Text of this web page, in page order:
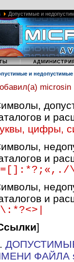
Допустимые и
|
и
microsin
и
цифры,
и
и
]
.
ФАЙЛА